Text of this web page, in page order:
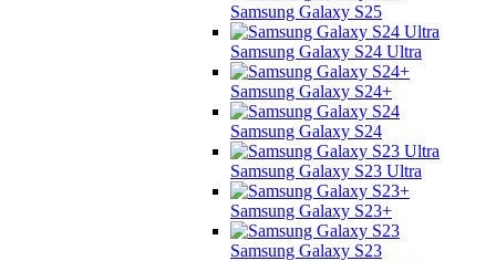
Samsung Galaxy S25
Samsung Galaxy S24 Ultra
Samsung Galaxy S24+
Samsung Galaxy S24
Samsung Galaxy S23 Ultra
Samsung Galaxy S23+
Samsung Galaxy S23